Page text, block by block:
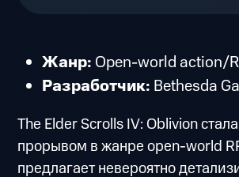
Жанр: Open-world action/
Разработчик: Bethesda
The Elder Scrolls IV: Oblivion
прорывом в жанре open-world
предлагает невероятно